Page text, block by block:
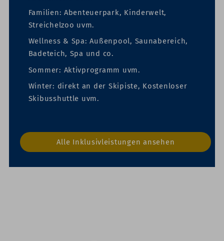
Familien: Abenteuerpark, Kinderwelt,
Streichelzoo uvm.
Wellness & Spa: Außenpool, Saunabereich,
Badeteich, Spa und co.
Sommer: Aktivprogramm uvm.
Winter: direkt an der Skipiste, Kostenloser
Skibusshuttle uvm.
Alle Inklusivleistungen ansehen